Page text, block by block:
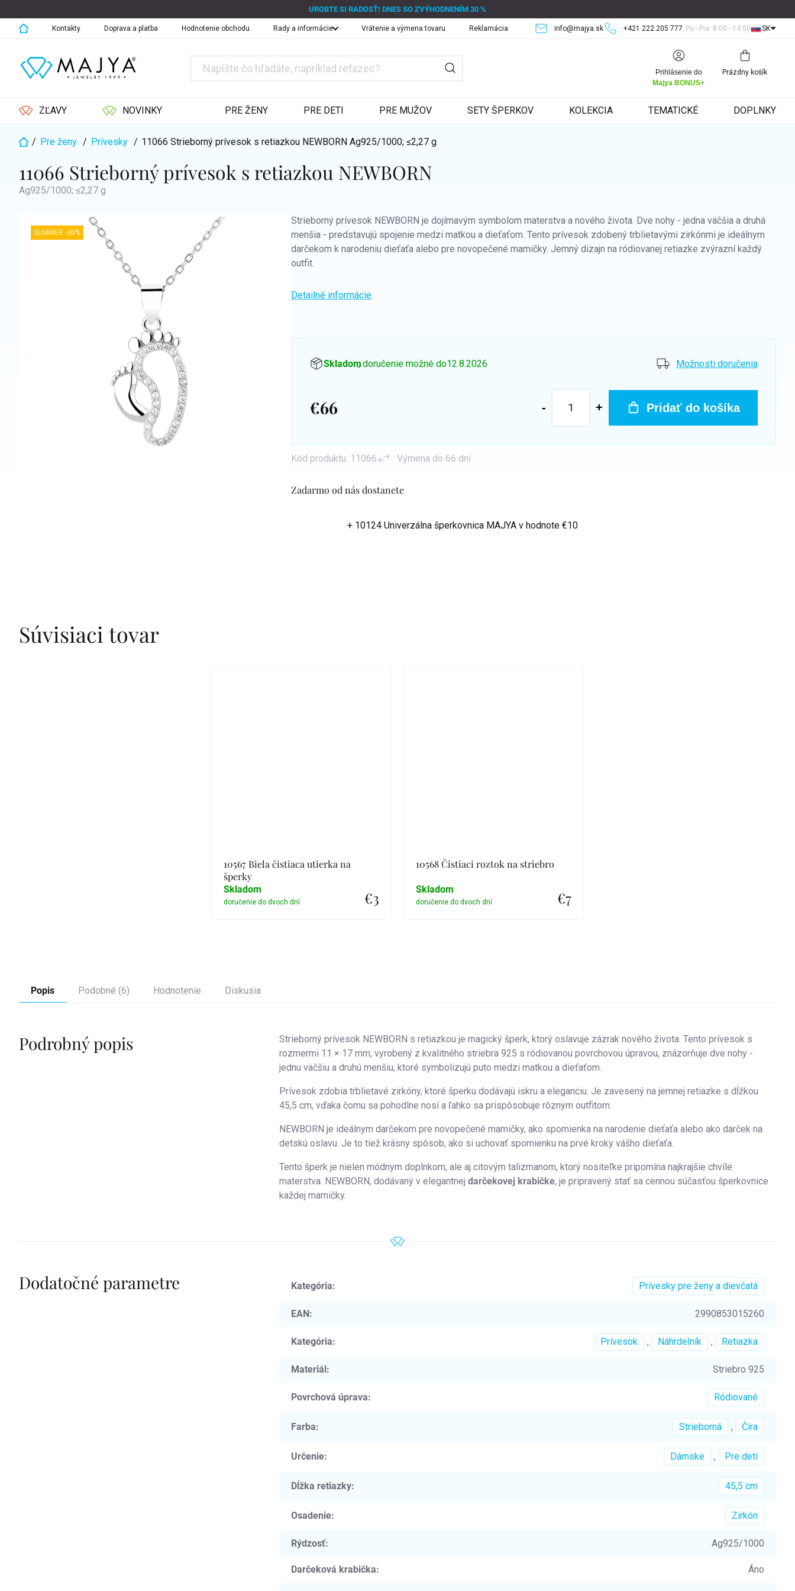
na
obsah
UROBTE SI RADOSŤ! DNES SO ZVÝHODNENÍM 30 %
+421 222 205 777 Po - Pia: 8:00 - 14:00
info@majya.sk
Kontakty Doprava a platba Hodnotenie obchodu Rady a informácie Vrátenie a výmena tovaru Reklamácia SK
Prihlásenie do
Majya BONUS+
Nákupný
košík
Prázdny košík
ZĽAVY NOVINKY PRE ŽENY PRE DETI PRE MUŽOV SETY ŠPERKOV KOLEKCIA TEMATICKÉ DOPLNKY
Domov
/ Pre ženy / Prívesky / 11066 Strieborný prívesok s retiazkou NEWBORNAg925/1000; ≤2,27 g
11066 Strieborný prívesok s retiazkou NEWBORN
Ag925/1000; ≤2,27 g
SUMMER -30%
Zadarmo od nás dostanete
+ 10124 Univerzálna šperkovnica MAJYA v hodnote €10
Strieborný prívesok NEWBORN je dojímavým symbolom materstva a nového života. Dve nohy - jedna väčšia a druhá
menšia - predstavujú spojenie medzi matkou a dieťaťom. Tento prívesok zdobený trblietavými zirkónmi je ideálnym
darčekom k narodeniu dieťaťa alebo pre novopečené mamičky. Jemný dizajn na ródiovanej retiazke zvýrazní každý
outfit.
Detailné informácie
Skladom, doručenie možné do12.8.2026 Možnosti doručenia
€66 Pridať do košíka
Kód produktu: 11066 Výmena do 66 dní
Súvisiaci tovar
10567 Biela čistiaca utierka na
šperky
€3
Skladom
10568 Čistiaci roztok na striebro
€7
Skladom
Popis Podobné (6) Hodnotenie Diskusia
Podrobný popis
Strieborný prívesok NEWBORN s retiazkou je magický šperk, ktorý oslavuje zázrak nového života. Tento prívesok s
rozmermi 11 × 17 mm, vyrobený z kvalitného striebra 925 s ródiovanou povrchovou úpravou, znázorňuje dve nohy -
jednu väčšiu a druhú menšiu, ktoré symbolizujú puto medzi matkou a dieťaťom.
Prívesok zdobia trblietavé zirkóny, ktoré šperku dodávajú iskru a eleganciu. Je zavesený na jemnej retiazke s dĺžkou
45,5 cm, vďaka čomu sa pohodlne nosí a ľahko sa prispôsobuje rôznym outfitom.
NEWBORN je ideálnym darčekom pre novopečené mamičky, ako spomienka na narodenie dieťaťa alebo ako darček na
detskú oslavu. Je to tiež krásny spôsob, ako si uchovať spomienku na prvé kroky vášho dieťaťa.
Tento šperk je nielen módnym doplnkom, ale aj citovým talizmanom, ktorý nositeľke pripomína najkrajšie chvíle
materstva. NEWBORN, dodávaný v elegantnej darčekovej krabičke, je pripravený stať sa cennou súčasťou šperkovnice
každej mamičky.
Dodatočné parametre Kategória: Prívesky pre ženy a dievčatá
EAN: 2990853015260
Kategória: Prívesok , Náhrdelník , Retiazka
Materiál: Striebro 925
Povrchová úprava: Ródiované
Farba: Strieborná , Číra
Určenie: Dámske , Pre deti
Dĺžka retiazky: 45,5 cm
Osadenie: Zirkón
Rýdzosť: Ag925/1000
Darčeková krabička: Áno